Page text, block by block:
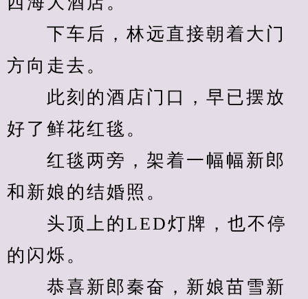
下车后，林远直接朝着大门
方向走去。
此刻的酒店门口，早已摆放
好了鲜花红毯。
红毯两旁，架着一幅幅新郎
和新娘的结婚照。
头顶上的LED灯牌，也不停
的闪烁。
恭喜新郎秦奋，新娘苗雪新